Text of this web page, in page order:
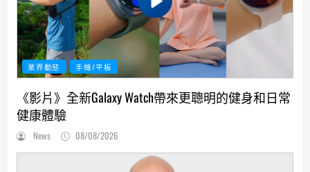
業界動態 手機/平板
《影片》全新Galaxy Watch帶來更聰明的健身和日常
健康體驗
News 08/08/2026